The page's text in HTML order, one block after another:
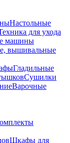
Настольные
для ухода
машины
вышивальные
Гладильные
Сушилки
Варочные
Шкафы для